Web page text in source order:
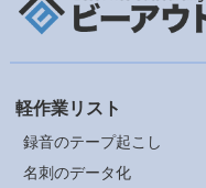
軽作業リスト
録音のテープ起こし
名刺のデータ化